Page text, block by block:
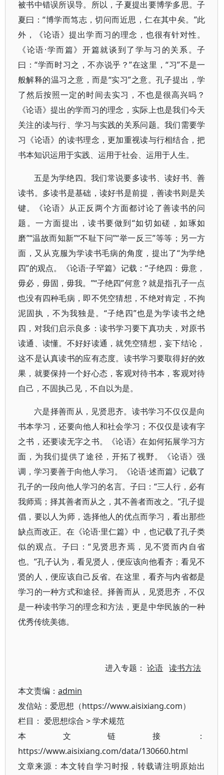
被书中错误所误导。所以，子夏提出要博学多思。子
夏曰：“博学而笃志，切问而近思，仁在其中矣。”此
外，《论语》提出学而习的理念，也很有针对性。
《论语·学而篇》开篇就谈到了学与习的关系。子
曰：“学而时习之，不亦说乎？”在这里，“习”不是一
般解释的温习之意，而是“实习”之意。孔子提出，学
了然后按照一定的时间去实习，不也是很高兴吗？
《论语》提出的学而习的理念，实际上也是我们今天
关注的读与行、学习与实践的关系问题。我们需要学
习《论语》的读书理念，更加重视读与行相结合，把
书本知识运用于实践、运用于社会、运用于人生。
五是为学绝四。我们常说要多读书、读好书、善
读书。多读书是基础，读好书是前提，善读书则是关
键。《论语》从正反两个方面都讨论了善读书的问
题。一方面提出，读书要做到“如切如磋，如琢如
磨”“温故而知新”“不耻下问”“举一反三”等等；另一方
面，又从克服为学读书毛病的角度，提出了“为学绝
四”的观点。《论语·子罕篇》记载：“子绝四：毋意，
毋必，毋固，毋我。”“子绝四”何意？就是指孔子一点
也没有四种毛病，即不凭空猜想，不绝对肯定，不拘
泥固执，不为我独是。“子绝四”也是为学读书之绝
四，对我们启示良多：读书学习要下真功夫，对原书
读通、读懂。不好好读通，就凭空猜想，妄下结论，
这不是认真读书的应有态度。读书学习要取得好的效
果，就要保持一个好心态，客观对待书本，客观对待
自己，不固执己见，不自以为是。
六是择善而从，见贤思齐。读书学习不仅仅是向
书本学习，还要向他人和社会学习；不仅仅是读有字
之书，还要读无字之书。《论语》在如何拓展学习方
面，为我们提供了途径，开拓了视野。《论语》强
调，学习要善于向他人学习。《论语·述而篇》记载了
孔子的一段向他人学习的名言。子曰：“三人行，必有
我师焉；择其善者而从之，其不善者而改之。”孔子提
倡，要以人为师，选择他人的优点而学习，看出那些
缺点而改正。在《论语·里仁篇》中，也记载了孔子类
似的观点。子曰：“见贤思齐焉，见不贤而内自省
也。”孔子认为，看见贤人，便应该向他看齐；看见不
贤的人，便应该自己反省。在这里，看齐与内省都是
学习的一种方式和途径。择善而从，见贤思齐，不仅
是一种读书学习的理念和方法，更是中华民族的一种
优秀传统美德。
进入专题：论语 读书方法
本文责编： admin
发信站：爱思想（https://www.aisixiang.com）
栏目： 爱思想综合 >学术规范
本文链接：
https://www.aisixiang.com/data/130660.html
文章来源：本文转自学习时报，转载请注明原始出